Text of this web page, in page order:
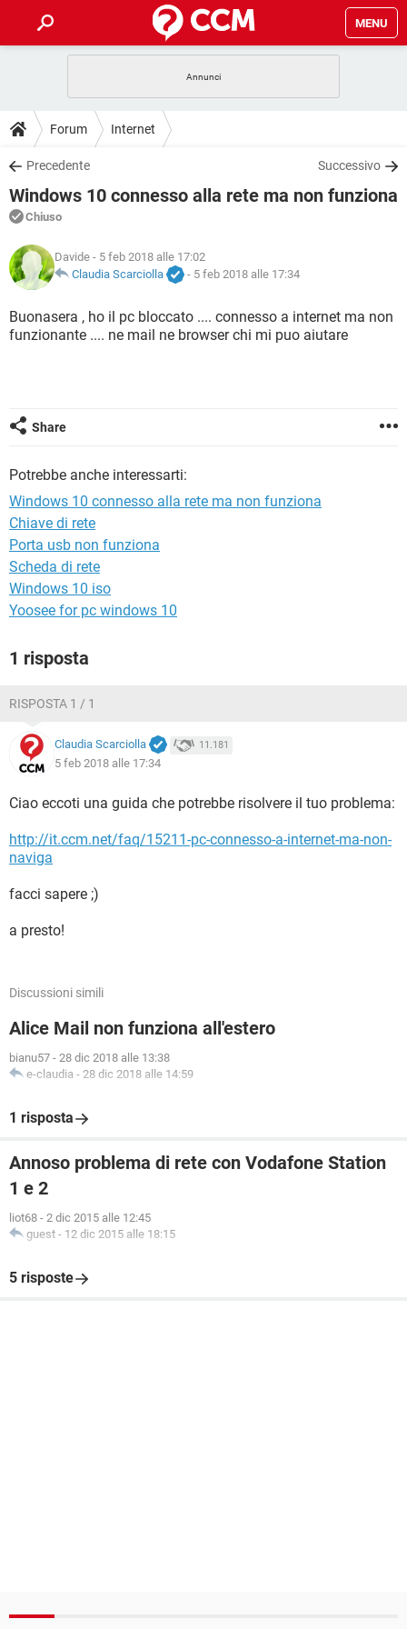
MENU
INTRATTENIMENTO
iOS
INSTAGRAM WHATSAPP
TIKTOK
HARDWARE
GUIDE
COVID-19
iOS
INSTAGRAM
TIKTOK FACEBOOK
DOWNLOAD
COVID-19 GAMING
INTRATTENIMENTO
iOS
INSTAGRAM
TIKTOK FACEBOOK
FORUM
COVID-19
INTRATTENIMENTO ANDROID
INSTAGRAM WHATSAPP
GLOSSARIO
COVID-19
INTRATTENIMENTO ANDROID
Forum Internet
Precedente Successivo
Windows 10 connesso alla rete ma non funziona
Chiuso
Davide - 5 feb 2018 alle 17:02
Claudia Scarciolla
- 5 feb 2018 alle 17:34
Buonasera , ho il pc bloccato .... connesso a internet ma non
funzionante .... ne mail ne browser chi mi puo aiutare
Share
Potrebbe anche interessarti:
Windows 10 connesso alla rete ma non funziona
Chiave di rete
Porta usb non funziona
Scheda di rete
Windows 10 iso
Yoosee for pc windows 10
1 risposta
RISPOSTA 1 / 1
Claudia Scarciolla 11.181
5 feb 2018 alle 17:34
Ciao eccoti una guida che potrebbe risolvere il tuo problema:
http://it.ccm.net/faq/15211-pc-connesso-a-internet-ma-non-
naviga
facci sapere ;)
a presto!
Discussioni simili
Alice Mail non funziona all'estero
bianu57 - 28 dic 2018 alle 13:38
e-claudia - 28 dic 2018 alle 14:59
1 risposta
Annoso problema di rete con Vodafone Station
1 e 2
liot68 - 2 dic 2015 alle 12:45
guest - 12 dic 2015 alle 18:15
5 risposte